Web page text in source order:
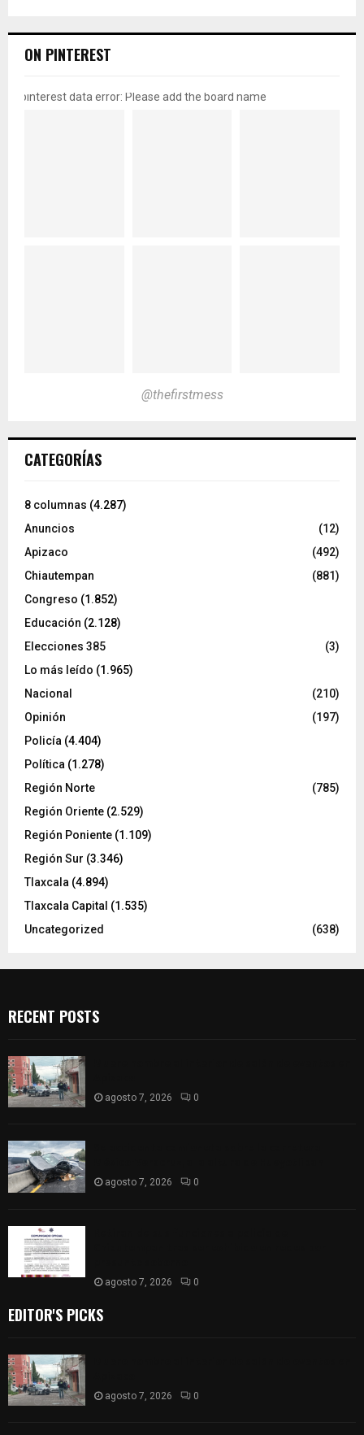
ON PINTEREST
pinterest data error: Please add the board name
@thefirstmess
CATEGORÍAS
8 columnas (4.287)
Anuncios
(12)
Apizaco
(492)
Chiautempan
(881)
Congreso (1.852)
Educación (2.128)
Elecciones 385
(3)
Lo más leído (1.965)
Nacional
(210)
Opinión
(197)
Policía (4.404)
Política (1.278)
Región Norte
(785)
Región Oriente (2.529)
Región Poniente (1.109)
Región Sur (3.346)
Tlaxcala (4.894)
Tlaxcala Capital (1.535)
Uncategorized
(638)
RECENT POSTS
agosto 7, 2026 0
agosto 7, 2026 0
agosto 7, 2026 0
EDITOR'S PICKS
agosto 7, 2026 0